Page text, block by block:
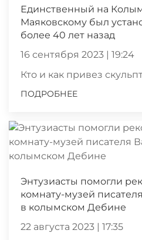
Единственный на
Маяковскому был
более 40 лет назад
16 сентября 2023 | 19:24
Кто и как привез
ПОДРОБНЕЕ
Энтузиасты помогли
комнату-музей
в колымском Дебине
22 августа 2023 | 17:35